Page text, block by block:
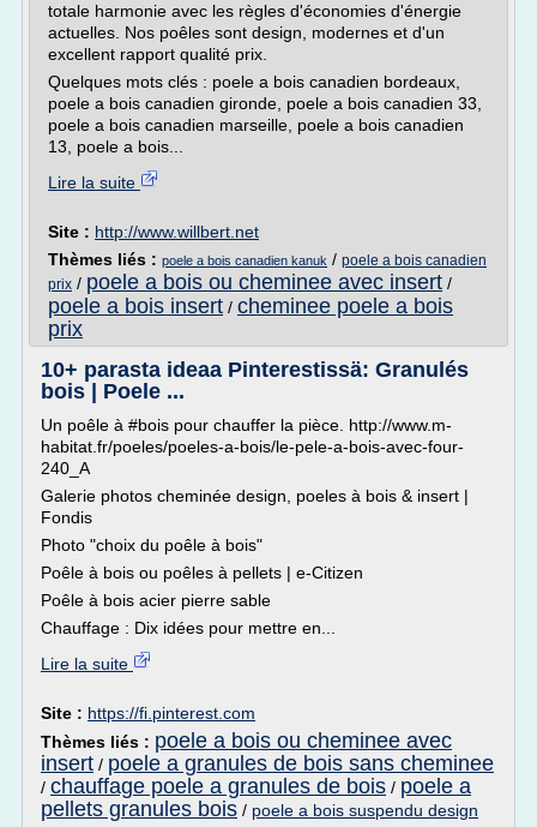
totale harmonie avec les règles d'économies d'énergie
actuelles. Nos poêles sont design, modernes et d'un
excellent rapport qualité prix.
Quelques mots clés : poele a bois canadien bordeaux,
poele a bois canadien gironde, poele a bois canadien 33,
poele a bois canadien marseille, poele a bois canadien
13, poele a bois...
Lire la suite
Site : http://www.willbert.net
Thèmes liés : poele a bois canadien kanuk / poele a bois canadien
prix / poele a bois ou cheminee avec insert /
poele a bois insert / cheminee poele a bois
prix
10+ parasta ideaa Pinterestissä: Granulés
bois | Poele ...
Un poêle à #bois pour chauffer la pièce. http://www.m-
habitat.fr/poeles/poeles-a-bois/le-pele-a-bois-avec-four-
240_A
Galerie photos cheminée design, poeles à bois & insert |
Fondis
Photo "choix du poêle à bois"
Poêle à bois ou poêles à pellets | e-Citizen
Poêle à bois acier pierre sable
Chauffage : Dix idées pour mettre en...
Lire la suite
Site : https://fi.pinterest.com
Thèmes liés : poele a bois ou cheminee avec
insert / poele a granules de bois sans cheminee
/ chauffage poele a granules de bois / poele a
pellets granules bois / poele a bois suspendu design